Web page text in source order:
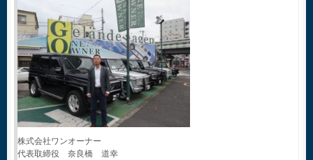
株式会社ワンオーナー
代表取締役 奈良橋 道幸